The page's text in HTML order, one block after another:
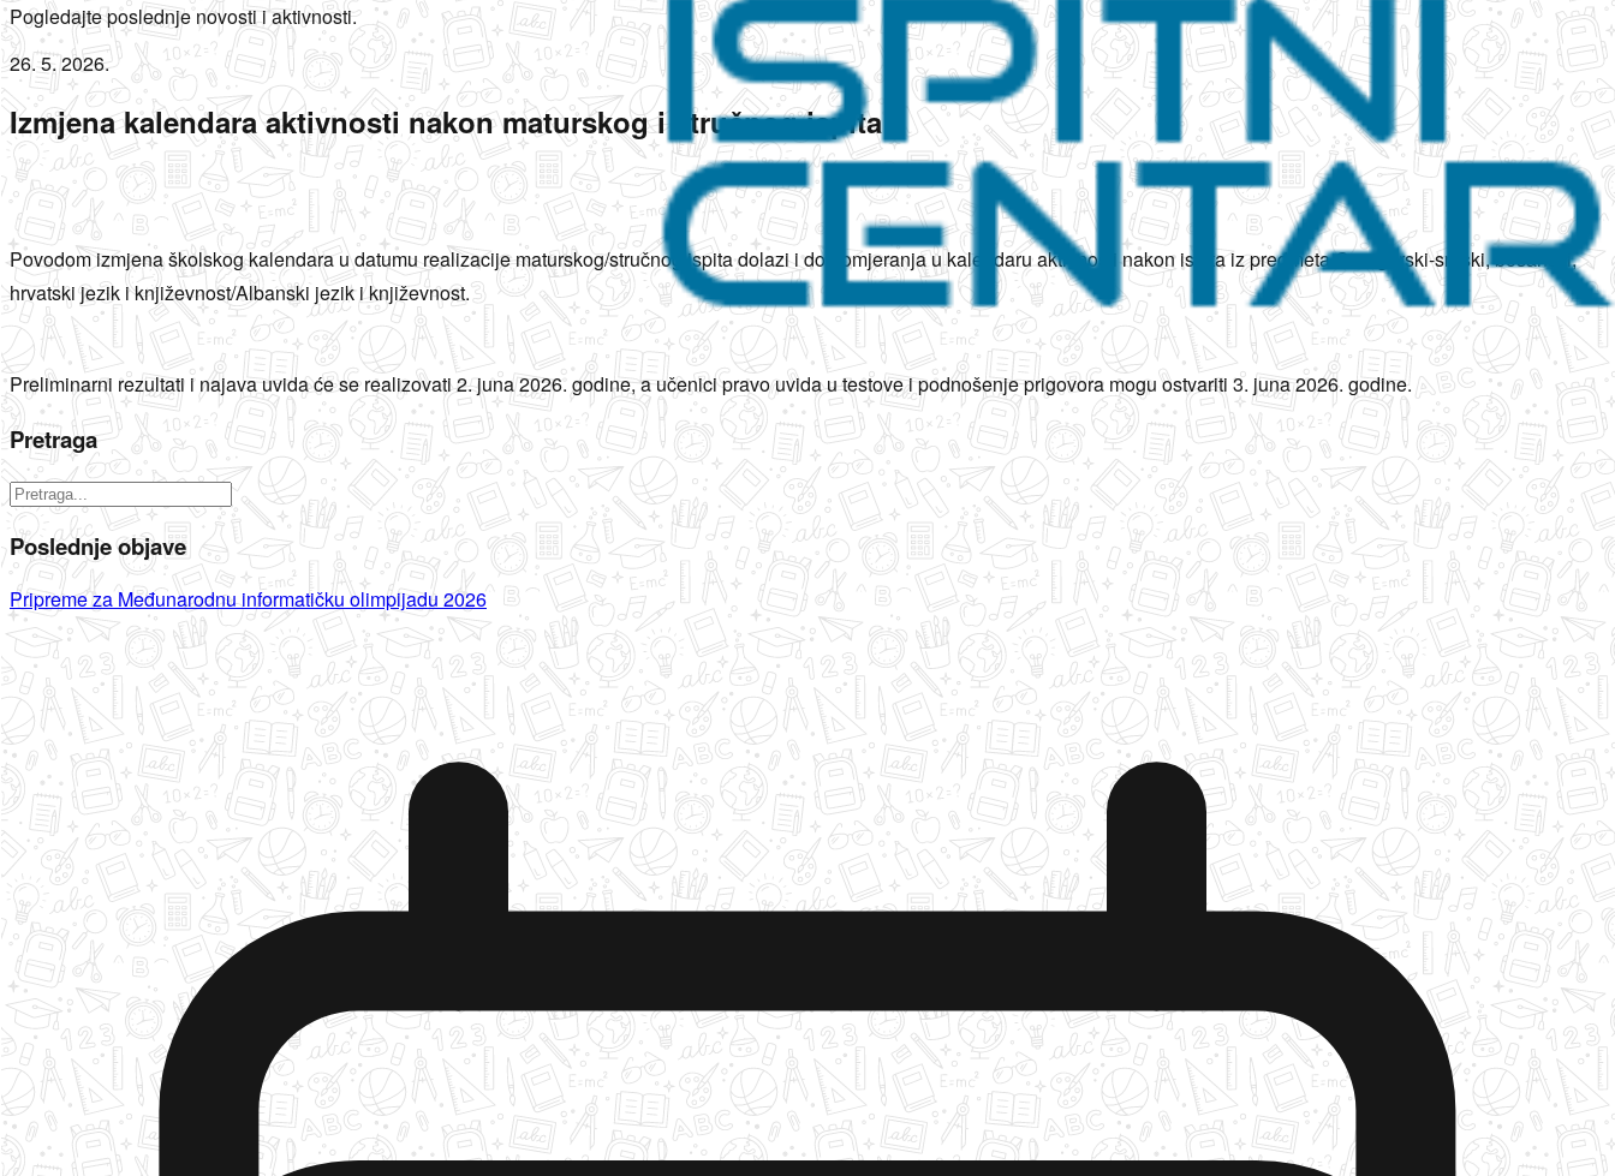
Pogledajte poslednje novosti i aktivnosti.
26. 5. 2026.
Izmjena kalendara aktivnosti nakon maturskog i stručnog ispita
Povodom izmjena školskog kalendara u datumu realizacije maturskog/stručnog ispita dolazi i do pomjeranja u kalendaru aktivnosti nakon ispita iz predmeta Crnogorski-srpski, bosanski,
hrvatski jezik i književnost/Albanski jezik i književnost.
Preliminarni rezultati i najava uvida će se realizovati 2. juna 2026. godine, a učenici pravo uvida u testove i podnošenje prigovora mogu ostvariti 3. juna 2026. godine.
Pretraga
Poslednje objave
Pripreme za Međunarodnu informatičku olimpijadu 2026